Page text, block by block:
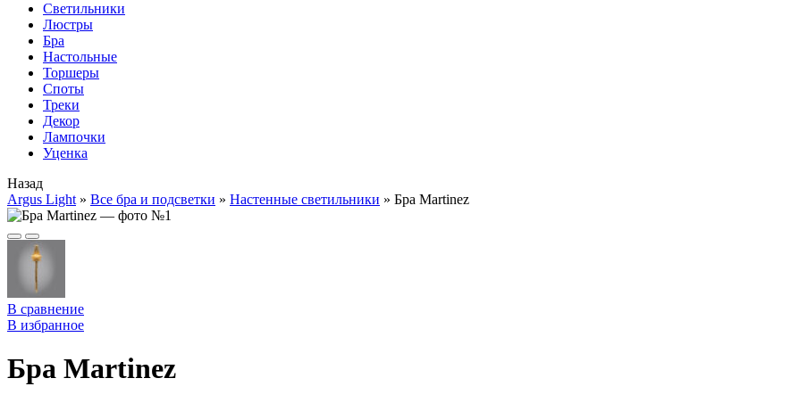
Cветильники
Люстры
Бра
Настольные
Торшеры
Споты
Треки
Декор
Лампочки
Уценка
Назад
Argus Light » Все бра и подсветки » Настенные светильники » Бра Martinez
В сравнение
В избранное
Бра Martinez